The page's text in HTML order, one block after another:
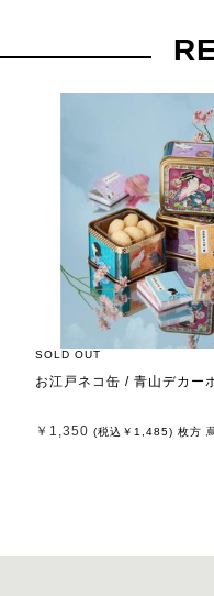
SOLD OUT
お江戸ネコ缶 / 青山デカー
￥1,350 (税込 ￥1,485) 枚方